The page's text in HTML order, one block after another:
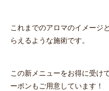
これまでのアロマのイメージ
らえるような施術です。
この新メニューをお得に受け
ーポンもご用意しています！